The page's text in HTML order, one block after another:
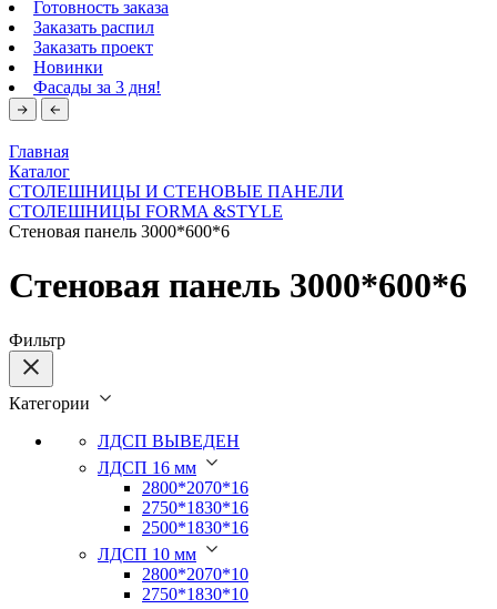
Готовность заказа
Заказать распил
Заказать проект
Новинки
Фасады за 3 дня!
Главная
Каталог
СТОЛЕШНИЦЫ И СТЕНОВЫЕ ПАНЕЛИ
СТОЛЕШНИЦЫ FORMA &STYLE
Стеновая панель 3000*600*6
Стеновая панель 3000*600*6
Фильтр
Категории
ЛДСП ВЫВЕДЕН
ЛДСП 16 мм
2800*2070*16
2750*1830*16
2500*1830*16
ЛДСП 10 мм
2800*2070*10
2750*1830*10